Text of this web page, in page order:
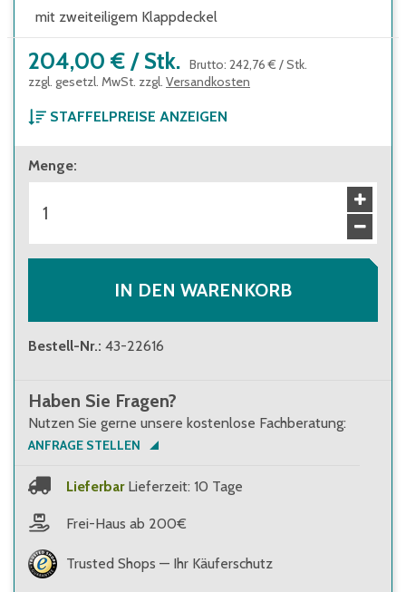
mit zweiteiligem Klappdeckel
204,00 € / Stk. Brutto: 242,76 € /Stk.
zzgl. gesetzl. MwSt. zzgl. Versandkosten
STAFFELPREISE ANZEIGEN
ab 1 Stück
204,00 €
ab 6 Stück
185,00 €
Menge:
IN DEN WARENKORB
Bestell-Nr.: 43-22616
Haben Sie Fragen?
Nutzen Sie gerne unsere kostenlose Fachberatung:
ANFRAGE STELLEN
Lieferbar Lieferzeit: 10 Tage
Frei-Haus ab 200€
Trusted Shops — Ihr Käuferschutz